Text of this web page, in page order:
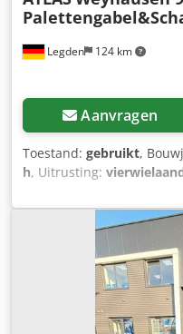
Legden 124 km
Aanvragen
Toestand: gebruikt,
h, Uitrusting:
Gesloten cabine * Front
kW * Bouwjaar: 2002 *
voertuignummer
verkoop voorbehouden
beschikbaar! Dodpfxozp
voertuig of meer
WhatsApp schrijven
Duits, Engels, Arabisch